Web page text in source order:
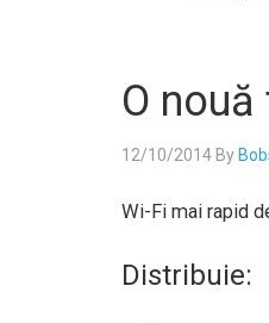
O
12/10/2014 By
Wi-Fi mai rapid
Distribuie: